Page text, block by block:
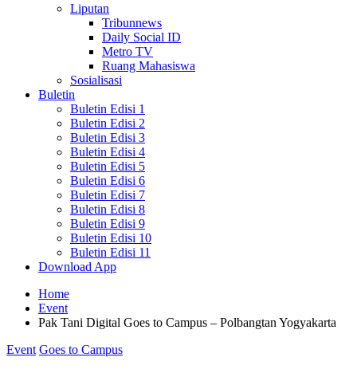
Liputan
Tribunnews
Daily Social ID
Metro TV
Ruang Mahasiswa
Sosialisasi
Buletin
Buletin Edisi 1
Buletin Edisi 2
Buletin Edisi 3
Buletin Edisi 4
Buletin Edisi 5
Buletin Edisi 6
Buletin Edisi 7
Buletin Edisi 8
Buletin Edisi 9
Buletin Edisi 10
Buletin Edisi 11
Download App
Home
Event
Pak Tani Digital Goes to Campus – Polbangtan Yogyakarta
Event Goes to Campus